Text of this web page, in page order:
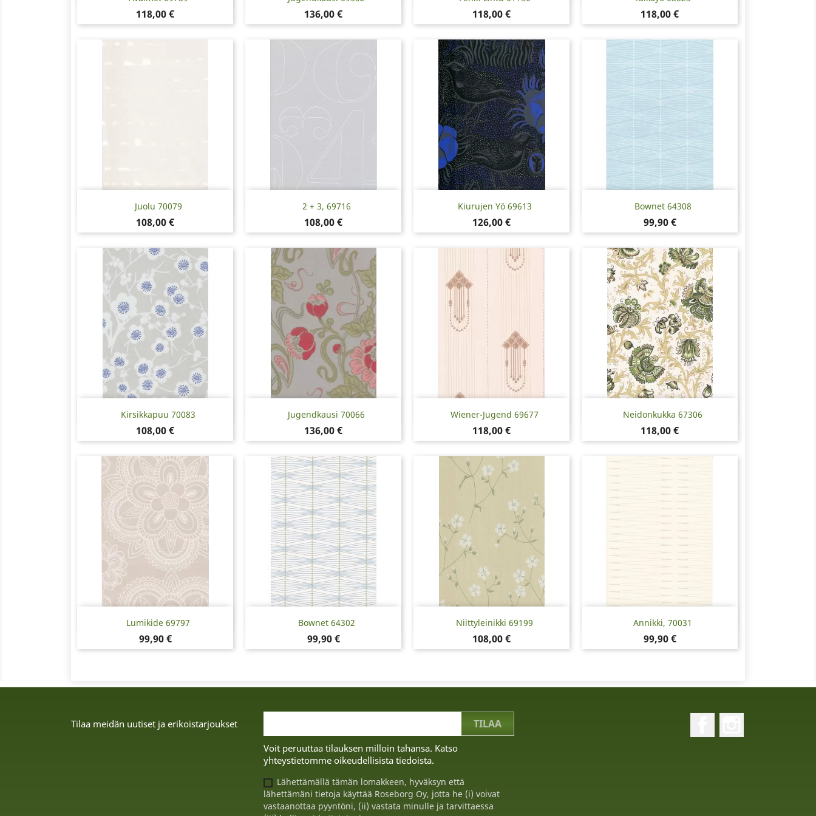
Hinta
118,00 € Hinta
136,00 € Hinta
118,00 € Hinta
118,00 €
Juolu 70079
Hinta
108,00 €
Pikakatselu 2 + 3, 69716
Hinta
108,00 €
Pikakatselu Kiurujen Yö 69613
Hinta
126,00 €
Pikakatselu Bownet 64308
Hinta
99,90 €
Pikakatselu
Kirsikkapuu 70083
Hinta
108,00 €
Pikakatselu Jugendkausi 70066
Hinta
136,00 €
Pikakatselu Wiener-Jugend 69677
Hinta
118,00 €
Pikakatselu Neidonkukka 67306
Hinta
118,00 €
Pikakatselu
Lumikide 69797
Hinta
99,90 €
Pikakatselu Bownet 64302
Hinta
99,90 €
Pikakatselu Niittyleinikki 69199
Hinta
108,00 €
Pikakatselu Annikki, 70031
Hinta
99,90 €
Pikakatselu
Tilaa meidän uutiset ja erikoistarjoukset
Voit peruuttaa tilauksen milloin tahansa. Katso
yhteystietomme oikeudellisista tiedoista.
Lähettämällä tämän lomakkeen, hyväksyn että
lähettämäni tietoja käyttää Roseborg Oy, jotta he (i) voivat
vastaanottaa pyyntöni, (ii) vastata minulle ja tarvittaessa